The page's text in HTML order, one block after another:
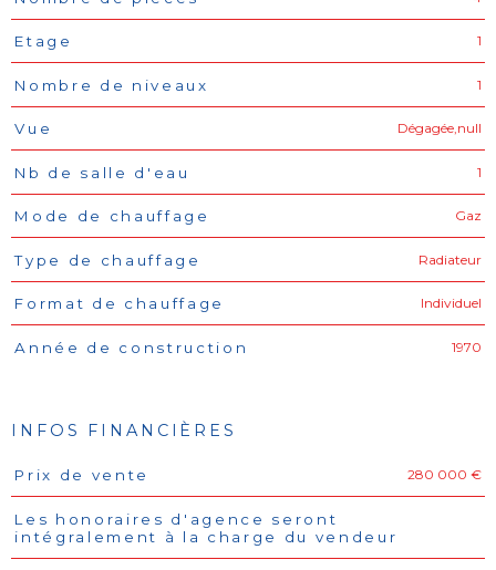
Etage 1
Nombre de niveaux 1
Vue Dégagée,null
Nb de salle d'eau 1
Mode de chauffage Gaz
Type de chauffage Radiateur
Format de chauffage Individuel
Année de construction 1970
INFOS FINANCIÈRES
Caractéristiques Valeurs
Prix de vente 280 000 €
Les honoraires d'agence seront
intégralement à la charge du vendeur